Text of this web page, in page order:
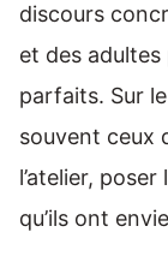
discours
et des
parfaits. Sur
souvent ceux
l’atelier,
qu’ils ont